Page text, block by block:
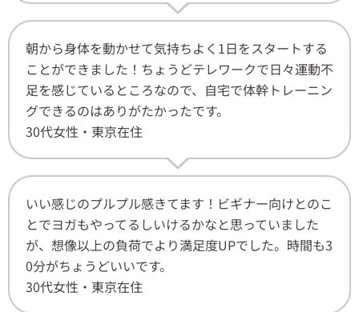
朝から身体を動かせて気持ちよく1日をスタートする
ことができました！ちょうどテレワークで日々運動不
足を感じているところなので、自宅で体幹トレーニン
グできるのはありがたかったです。
30代女性・東京在住
いい感じのプルプル感きてます！ビギナー向けとのこ
とでヨガもやってるしいけるかなと思っていました
が、想像以上の負荷でより満足度UPでした。時間も3
0分がちょうどいいです。
30代女性・東京在住